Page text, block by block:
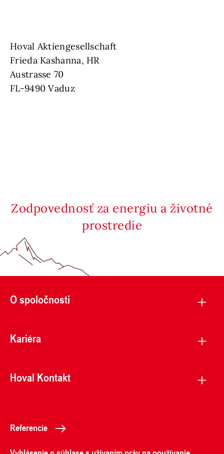
Hoval Aktiengesellschaft
Frieda Kashanna, HR
Austrasse 70
FL-9490 Vaduz
Zodpovednosť za energiu a životné
prostredie
O spoločnosti
Kariéra
Hoval Kontakt
Referencie